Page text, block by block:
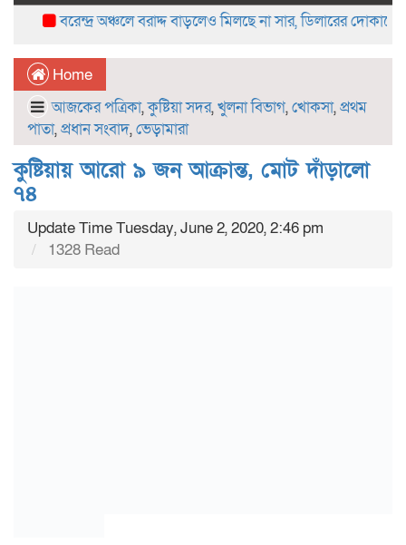
বরেন্দ্র অঞ্চলে বরাদ্দ বাড়লেও মিলছে না সার, ডিলারের দোকানে
Home
আজকের পত্রিকা,কুষ্টিয়া সদর,খুলনা বিভাগ,খোকসা,প্রথম
পাতা,প্রধান সংবাদ,ভেড়ামারা
কুষ্টিয়ায় আরো ৯ জন আক্রান্ত, মোট দাঁড়ালো
৭৪
Update Time Tuesday, June 2, 2020, 2:46 pm
1328 Read